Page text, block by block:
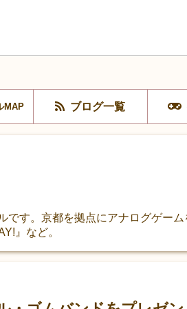
MAP ブログ一覧
す。京都を拠点にアナログゲー
』など。